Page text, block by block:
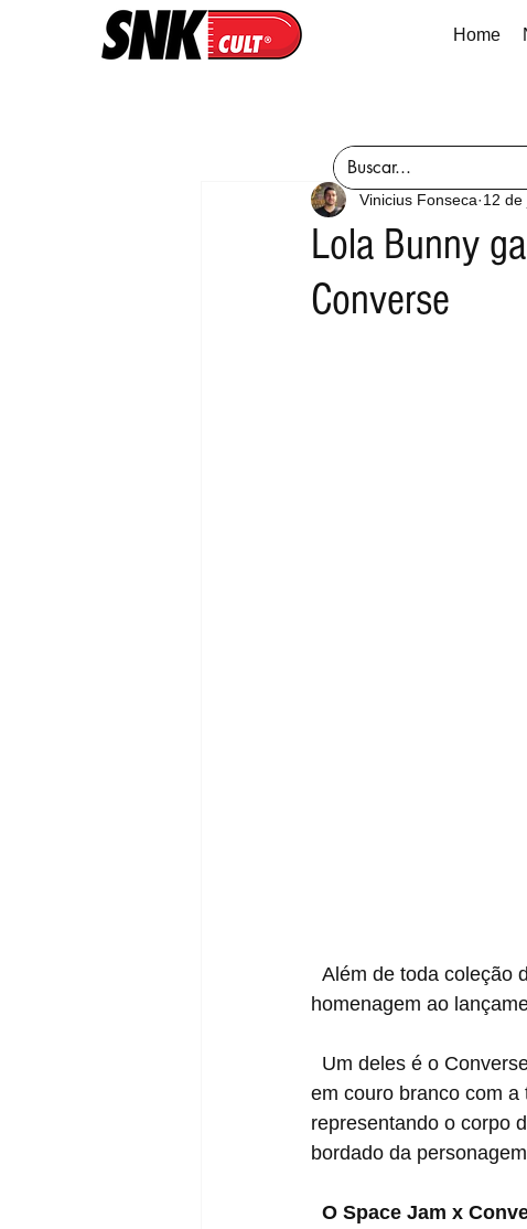
Home
Lola Bunny
Converse
Vinicius Fonseca 12 de
homenagem ao
em couro branco com
representando o corpo
bordado da